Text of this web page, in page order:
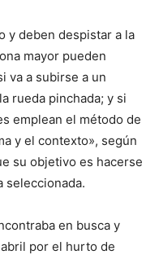
y deben despistar a la
mayor pueden
va a subirse a un
rueda pinchada; y si
emplean el método de
y el contexto», según
su objetivo es hacerse
seleccionada.
en busca y
por el hurto de